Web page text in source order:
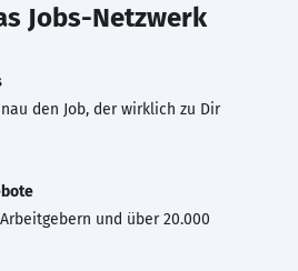
Jobs-Netzwerk
den Job, der wirklich zu Dir
und über 20.000